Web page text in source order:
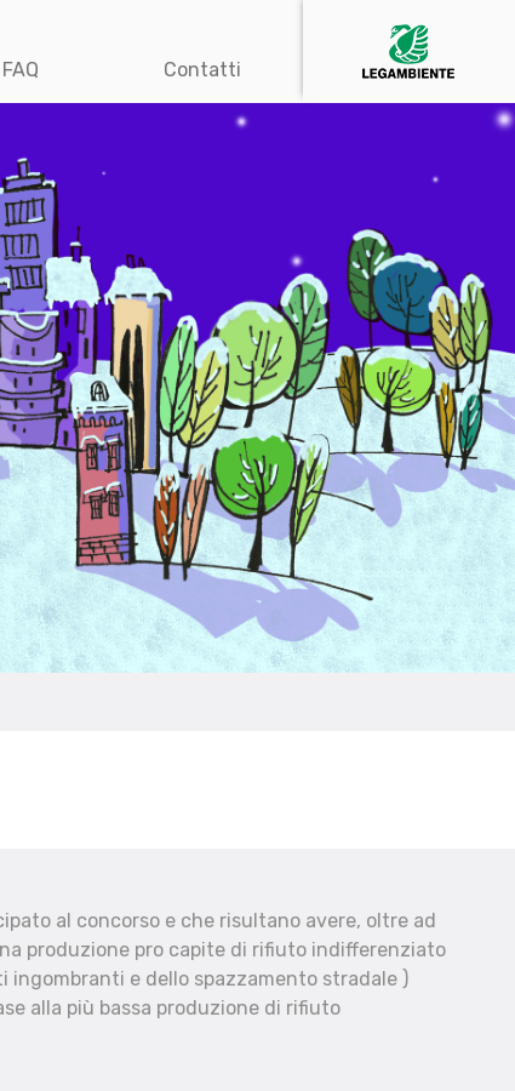
FAQ Contatti
al concorso e che risultano avere, oltre ad
produzione pro capite di rifiuto indifferenziato
ingombranti e dello spazzamento stradale )
alla più bassa produzione di rifiuto